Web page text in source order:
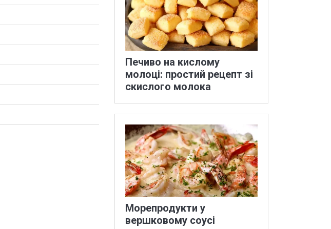
Печиво на кислому
молоці: простий рецепт зі
скислого молока
Морепродукти у
вершковому соусі